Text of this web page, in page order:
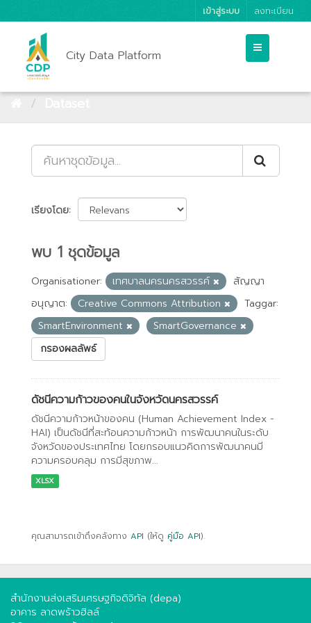
เข้าสู่ระบบ ลงทะเบียน
City Data Platform
เรียงโดย
พบ 1 ชุดข้อมูล
Organisationer: เทศบาลนครนครสวรรค์
สัญญา
อนุญาต:
Creative Commons Attribution
Taggar:
SmartEnvironment
SmartGovernance
กรองผลลัพธ์
ดัชนีความก้าวของคนในจังหวัดนครสวรรค์
ดัชนีความก้าวหน้าของคน (Human Achievement Index -
HAI) เป็นดัชนีที่สะท้อนความก้าวหน้า การพัฒนาคนในระดับ
จังหวัดของประเทศไทย โดยกรอบแนวคิดการพัฒนาคนมี
ความครอบคลุม การมีสุขภาพ...
XLSX
คุณสามารถเข้าถึงคลังทาง API (ให้ดู คู่มือ API).
สำนักงานส่งเสริมเศรษฐกิจดิจิทัล (depa)
อาคาร ลาดพร้าวฮิลล์